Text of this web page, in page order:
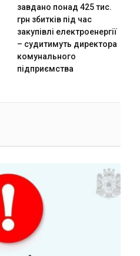
завдано понад 425 тис.
грн збитків під час
закупівлі електроенергії
– судитимуть директора
комунального
підприємства